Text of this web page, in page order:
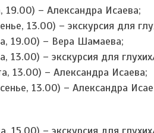
19.00) – Александра Исаева;
13.00) – экскурсия для
19.00) – Вера Шамаева;
13.00) – экскурсия для
13.00) – Александра Исаева;
13.00) – Александра
15.00) – экскурсия для